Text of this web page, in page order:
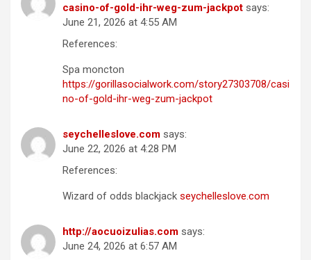
casino-of-gold-ihr-weg-zum-jackpot says:
June 21, 2026 at 4:55 AM
References:
Spa moncton
https://gorillasocialwork.com/story27303708/casi
no-of-gold-ihr-weg-zum-jackpot
seychelleslove.com says:
June 22, 2026 at 4:28 PM
References:
Wizard of odds blackjack seychelleslove.com
http://aocuoizulias.com says:
June 24, 2026 at 6:57 AM